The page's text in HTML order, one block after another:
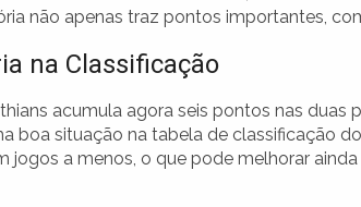
não apenas traz pontos importantes,
na Classificação
acumula agora seis pontos nas duas
boa situação na tabela de classificação
jogos a menos, o que pode melhorar ainda